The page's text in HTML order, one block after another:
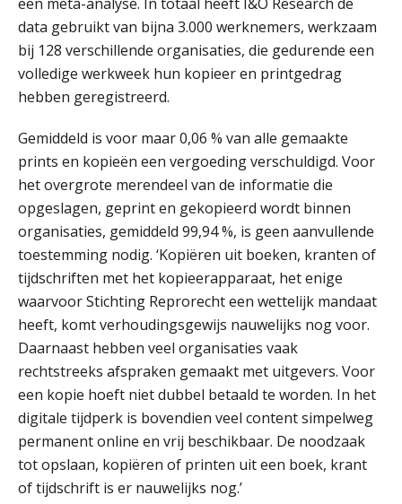
data gebruikt van bijna 3.000 werknemers, werkzaam
bij 128 verschillende organisaties, die gedurende een
volledige werkweek hun kopieer en printgedrag
hebben geregistreerd.
Gemiddeld is voor maar 0,06 % van alle gemaakte
prints en kopieën een vergoeding verschuldigd. Voor
het overgrote merendeel van de informatie die
opgeslagen, geprint en gekopieerd wordt binnen
organisaties, gemiddeld 99,94 %, is geen aanvullende
toestemming nodig. ‘Kopiëren uit boeken, kranten of
tijdschriften met het kopieerapparaat, het enige
waarvoor Stichting Reprorecht een wettelijk mandaat
heeft, komt verhoudingsgewijs nauwelijks nog voor.
Daarnaast hebben veel organisaties vaak
rechtstreeks afspraken gemaakt met uitgevers. Voor
een kopie hoeft niet dubbel betaald te worden. In het
digitale tijdperk is bovendien veel content simpelweg
permanent online en vrij beschikbaar. De noodzaak
tot opslaan, kopiëren of printen uit een boek, krant
of tijdschrift is er nauwelijks nog.’
transitie in verband met de Wet
toekomst pensioenen voor de
werkgever
Verstoorde arbeidsrelatie als
ontslaggrond: zo begeleid je jouw
klant
Duizenden Nederlanders in de knel
door Amerikaanse belastingwet
Het functiegemak van de INT bij
adviezen over en aangiften van erf-
en schenkbelasting.
Zomer. Tijd om je loopbaan onder
de loep te nemen.
Q Home: DAC7-compliant opschalen
als verhuurplatform voor
vakantiewoningen
5 signalen dat jouw relatiebeheer
niet meer werkt (en hoe je dat oplost)